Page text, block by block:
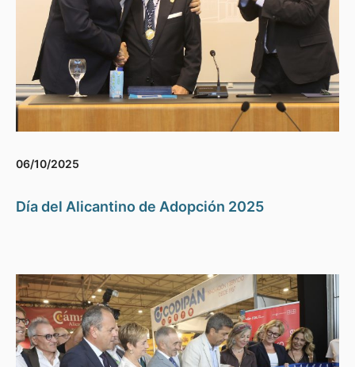
06/10/2025
Día del Alicantino de Adopción 2025